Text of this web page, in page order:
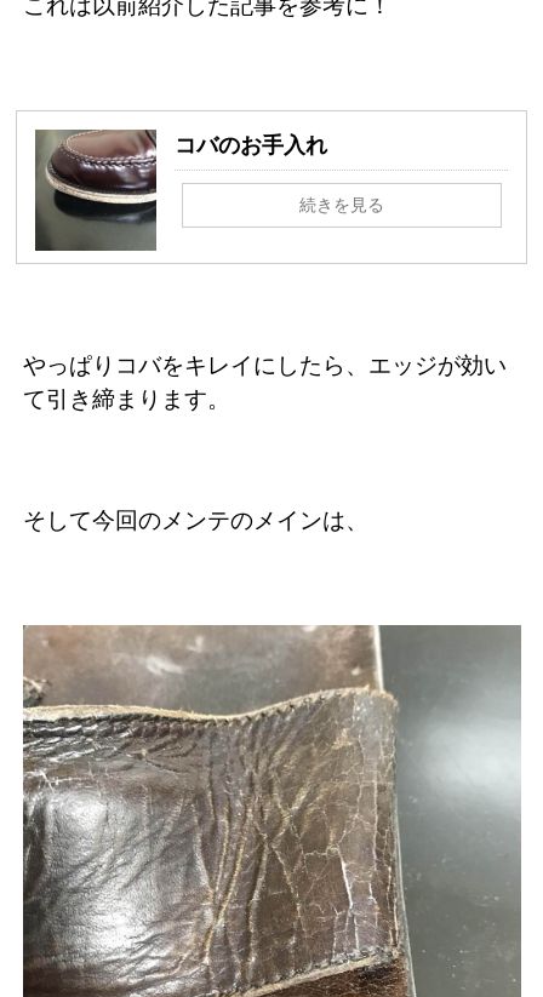
これは以前紹介した記事を参考に！
コバのお手入れ
続きを見る
やっぱりコバをキレイにしたら、エッジが効い
て引き締まります。
そして今回のメンテのメインは、